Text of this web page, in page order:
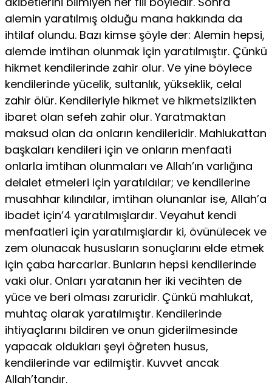
alemin yaratılmış olduğu mana hakkında da
ihtilaf olundu. Ba­zı kimse şöyle der: Alemin hepsi,
alemde imtihan olunmak için yaratılmıştır. Çünkü
hikmet kendilerinde zahir olur. Ve yine böylece
kendilerinde yücelik, sultanlık, yükseklik, celal
zahir ölür. Kendileriyle hikmet ve hikmetsizlikten
ibaret olan sefeh zahir olur. Yaratmaktan
maksud olan da onların kendileri­dir. Mahlukattan
başkaları kendileri için ve onların menfaati
onlarla imtihan olunmaları ve Allah’ın varlığına
delalet etmeleri için yaratıldılar; ve kendile­rine
musahhar kılındılar, imtihan olunanlar ise, Allah’a
ibadet için’4 yaratılmışlardır. Veyahut kendi
menfaatleri için yaratılmışlardır ki, övünülecek ve
zem olunacak hususların sonuçlarını elde etmek
için çaba harcarlar. Bunların hepsi kendilerinde
vaki olur. Onları yaratanın her iki vecihten de
yüce ve beri olması zaruridir. Çünkü mahlukat,
muhtaç olarak yaratılmıştır. Kendilerinde
ihtiyaçlarını bildiren ve onun giderilmesinde
yapacak oldukları şeyi öğreten husus,
kendilerinde var edilmiştir. Kuvvet ancak
Allah’tandır.